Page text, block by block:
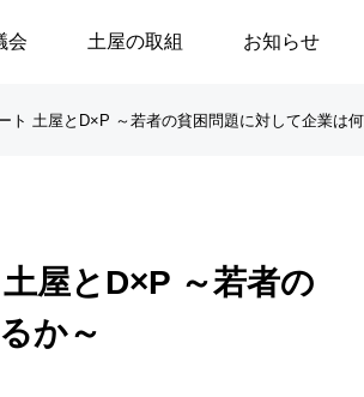
会 土屋の取組 お知らせ
回 ～
ト 土屋とD×P ～若者の貧困問題に対して企業は
屋とD×P ～若者の
か～